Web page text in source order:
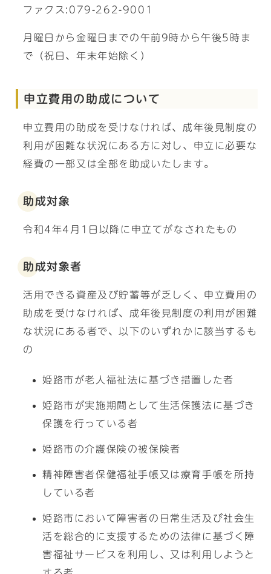
ファクス:079-262-9001
月曜日から金曜日までの午前9時から午後5時ま
で（祝日、年末年始除く）
申立費用の助成について
申立費用の助成を受けなければ、成年後見制度の
利用が困難な状況にある方に対し、申立に必要な
経費の一部又は全部を助成いたします。
助成対象
令和4年4月1日以降に申立てがなされたもの
助成対象者
活用できる資産及び貯蓄等が乏しく、申立費用の
助成を受けなければ、成年後見制度の利用が困難
な状況にある者で、以下のいずれかに該当するも
の
姫路市が老人福祉法に基づき措置した者
姫路市が実施期間として生活保護法に基づき
保護を行っている者
姫路市の介護保険の被保険者
精神障害者保健福祉手帳又は療育手帳を所持
している者
姫路市において障害者の日常生活及び社会生
活を総合的に支援するための法律に基づく障
害福祉サービスを利用し、又は利用しようと